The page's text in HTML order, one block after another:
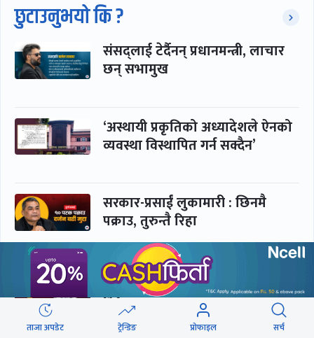
छुटाउनुभयो कि ?
संसद्लाई टेर्दैनन् प्रधानमन्त्री, लाचार
छन् सभामुख
‘अस्थायी प्रकृतिको अध्यादेशले ऐनको
व्यवस्था विस्थापित गर्न सक्दैन’
सरकार-प्रसाईं लुकामारी : छिनमै
पक्राउ, तुरुन्तै रिहा
‘कामचलाउ’ नेतृत्वले थलियो स्वास्थ्य
क्षेत्र
ताजा अपडेट ट्रेन्डिङ प्रोफाइल सर्च